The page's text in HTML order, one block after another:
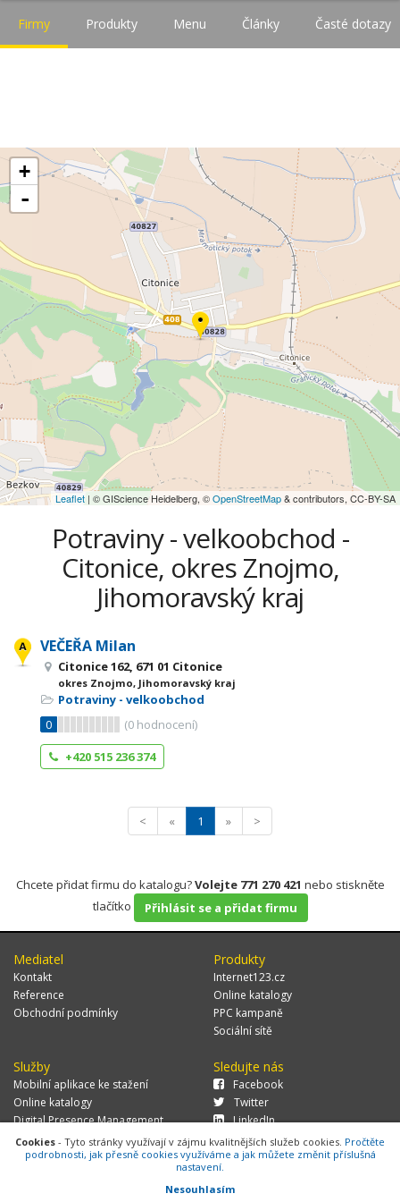
Firmy Produkty Menu Články Časté dotazy
+
-
Leaflet | © GIScience Heidelberg, ©OpenStreetMap& contributors, CC-BY-SA
Potraviny - velkoobchod -
Citonice, okres Znojmo,
Jihomoravský kraj
VEČEŘA Milan
Citonice 162, 671 01 Citonice
okres Znojmo, Jihomoravský kraj
Potraviny - velkoobchod
0
(0 hodnocení)
+420 515 236 374
< « 1 » >
Chcete přidat firmu do katalogu?Volejte 771 270 421 nebo stiskněte
tlačítko
Přihlásit se a přidat firmu
Mediatel
Kontakt
Reference
Obchodní podmínky
Produkty
Internet123.cz
Online katalogy
PPC kampaně
Sociální sítě
Služby
Mobilní aplikace ke stažení
Online katalogy
Digital Presence Management
Více zákazníků
Sledujte nás
Facebook
Twitter
LinkedIn
© 2026 MEDIATEL CZ, s.r.o.,Za Potokem 46/4, 106 00 Praha 10, tel.:
Cookies - Tyto stránky využívají v zájmu kvalitnějších služeb cookies. Pročtěte
podrobnosti, jak přesně cookies využíváme a jak můžete změnit příslušná
nastavení.
Nesouhlasím